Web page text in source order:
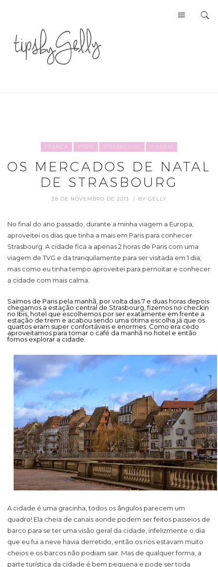
FRANÇA PARIS STRASBOURG VIAGEM
OS MERCADOS DE NATAL
DE STRASBOURG
28 DE NOVEMBRO DE 2013 BY GELLY
No final do ano passado, durante a minha viagem a Europa,
aproveitei os dias que tinha a mais em Paris para conhecer
Strasbourg. A cidade fica a apenas 2 horas de Paris com uma
viagem de TVG e da tranquilamente para ser visitada em 1 dia,
mas como eu tinha tempo aproveitei para pernoitar e conhecer
a cidade com mais calma.
Saímos de Paris pela manhã, por volta das 7 e duas horas depois
chegamos a estação central de Strasbourg, fizemos no checkin
no Ibis, hotel que escolhemos por ser exatamente em frente a
estação de trem e acabou sendo uma ótima escolha já que os
quartos eram super confortáveis e enormes. Como era cedo
aproveitamos para tomar o café da manhã no hotel e então
fomos explorar a cidade.
A cidade é uma gracinha, todos os ângulos parecem um
quadro! Ela cheia de canais aonde podem ser feitos passeios de
barco para se ter uma visão geral da cidade, infelizmente o dia
que eu fui a neve havia derretido, então os rios estavam muito
cheios e os barcos não podiam sair. Mas de qualquer forma, a
parte turística da cidade é bem pequena e pode ser toda